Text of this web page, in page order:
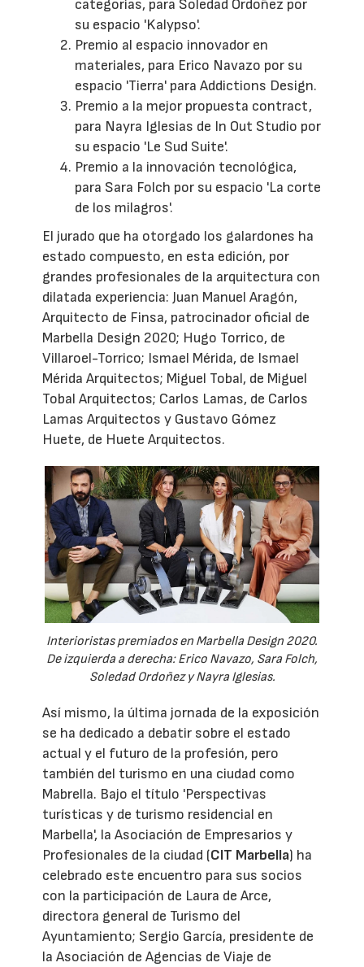
categorías, para Soledad Ordoñez por
su espacio 'Kalypso'.
Premio al espacio innovador en
materiales, para Erico Navazo por su
espacio 'Tierra' para Addictions Design.
Premio a la mejor propuesta contract,
para Nayra Iglesias de In Out Studio por
su espacio 'Le Sud Suite'.
Premio a la innovación tecnológica,
para Sara Folch por su espacio 'La corte
de los milagros'.
El jurado que ha otorgado los galardones ha
estado compuesto, en esta edición, por
grandes profesionales de la arquitectura con
dilatada experiencia: Juan Manuel Aragón,
Arquitecto de Finsa, patrocinador oficial de
Marbella Design 2020; Hugo Torrico, de
Villaroel-Torrico; Ismael Mérida, de Ismael
Mérida Arquitectos; Miguel Tobal, de Miguel
Tobal Arquitectos; Carlos Lamas, de Carlos
Lamas Arquitectos y Gustavo Gómez
Huete, de Huete Arquitectos.
Interioristas premiados en Marbella Design 2020.
De izquierda a derecha: Erico Navazo, Sara Folch,
Soledad Ordoñez y Nayra Iglesias.
Así mismo, la última jornada de la exposición
se ha dedicado a debatir sobre el estado
actual y el futuro de la profesión, pero
también del turismo en una ciudad como
Mabrella. Bajo el título 'Perspectivas
turísticas y de turismo residencial en
Marbella', la Asociación de Empresarios y
Profesionales de la ciudad (CIT Marbella) ha
celebrado este encuentro para sus socios
con la participación de Laura de Arce,
directora general de Turismo del
Ayuntamiento; Sergio García, presidente de
la Asociación de Agencias de Viaje de